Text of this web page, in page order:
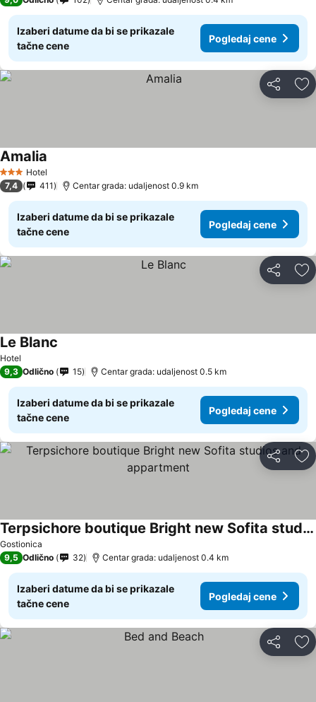
Izaberi datume da bi se prikazale
tačne cene
Pogledaj cene
Deli
3 Zvezdice
Hotel
Amalia
7,4 411 Centar grada: udaljenost 0.9 km
Izaberi datume da bi se prikazale
tačne cene
Pogledaj cene
Deli
Hotel
Le Blanc
9,3 Odlično 15 Centar grada: udaljenost 0.5 km
Izaberi datume da bi se prikazale
tačne cene
Pogledaj cene
Deli
Gostionica
Terpsichore boutique Bright new Sofita studios and appartment
Pogledaj cene
9,5 Odlično 32 Centar grada: udaljenost 0.4 km
Izaberi datume da bi se prikazale
tačne cene
Pogledaj cene
Deli